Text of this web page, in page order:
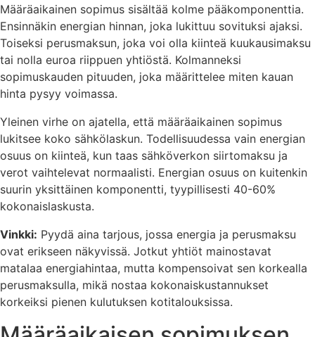
Määräaikainen sopimus sisältää kolme pääkomponenttia.
Ensinnäkin energian hinnan, joka lukittuu sovituksi ajaksi.
Toiseksi perusmaksun, joka voi olla kiinteä kuukausimaksu
tai nolla euroa riippuen yhtiöstä. Kolmanneksi
sopimuskauden pituuden, joka määrittelee miten kauan
hinta pysyy voimassa.
Yleinen virhe on ajatella, että määräaikainen sopimus
lukitsee koko sähkölaskun. Todellisuudessa vain energian
osuus on kiinteä, kun taas sähköverkon siirtomaksu ja
verot vaihtelevat normaalisti. Energian osuus on kuitenkin
suurin yksittäinen komponentti, tyypillisesti 40-60%
kokonaislaskusta.
Vinkki: Pyydä aina tarjous, jossa energia ja perusmaksu
ovat erikseen näkyvissä. Jotkut yhtiöt mainostavat
matalaa energiahintaa, mutta kompensoivat sen korkealla
perusmaksulla, mikä nostaa kokonaiskustannukset
korkeiksi pienen kulutuksen kotitalouksissa.